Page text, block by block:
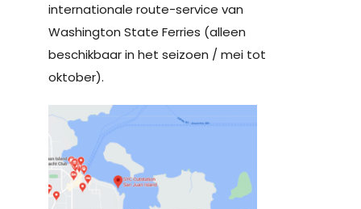
internationale route-service van
Washington State Ferries (alleen
beschikbaar in het seizoen / mei tot
oktober).